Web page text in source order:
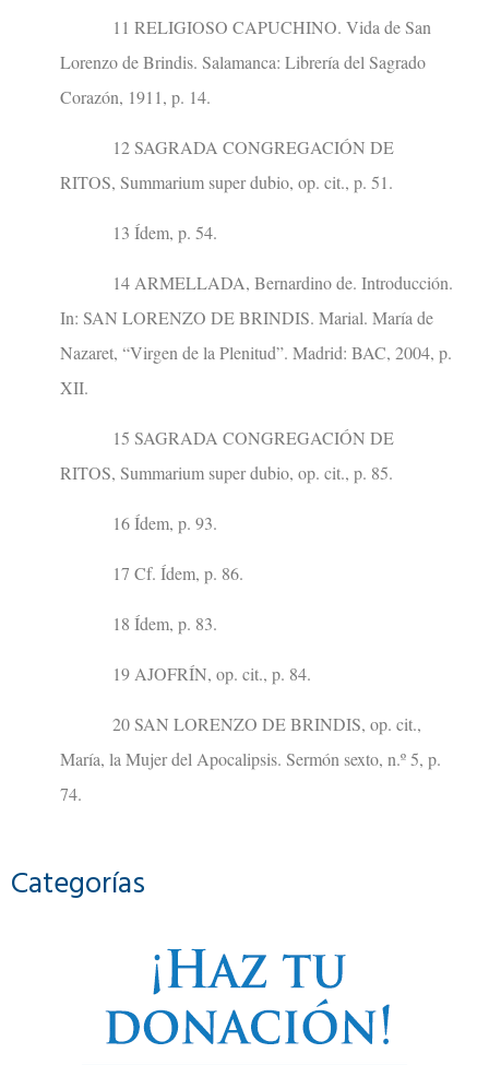
11 RELIGIOSO CAPUCHINO. Vida de San
Lorenzo de Brindis. Salamanca: Librería del Sagrado
Corazón, 1911, p. 14.
12 SAGRADA CONGREGACIÓN DE
RITOS, Summarium super dubio, op. cit., p. 51.
13 Ídem, p. 54.
14 ARMELLADA, Bernardino de. Introducción.
In: SAN LORENZO DE BRINDIS. Marial. María de
Nazaret, “Virgen de la Plenitud”. Madrid: BAC, 2004, p.
XII.
15 SAGRADA CONGREGACIÓN DE
RITOS, Summarium super dubio, op. cit., p. 85.
16 Ídem, p. 93.
17 Cf. Ídem, p. 86.
18 Ídem, p. 83.
19 AJOFRÍN, op. cit., p. 84.
20 SAN LORENZO DE BRINDIS, op. cit.,
María, la Mujer del Apocalipsis. Sermón sexto, n.º 5, p.
74.
Categorías